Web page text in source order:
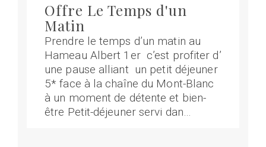
Offre Le Temps d'un
Matin
Prendre le temps d’un matin au
Hameau Albert 1er c’est profiter d’
une pause alliant un petit déjeuner
5* face à la chaîne du Mont-Blanc
à un moment de détente et bien-
être Petit-déjeuner servi dan…